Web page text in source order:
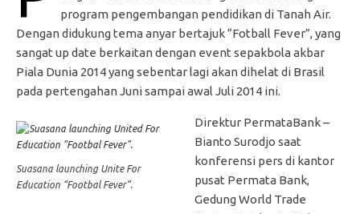
program pengembangan pendidikan di Tanah Air.
Dengan didukung tema anyar bertajuk “Fotball Fever”, yang
sangat up date berkaitan dengan event sepakbola akbar
Piala Dunia 2014 yang sebentar lagi akan dihelat di Brasil
pada pertengahan Juni sampai awal Juli 2014 ini.
Suasana launching Unite For
Education “Footbal Fever”.
Direktur PermataBank –
Bianto Surodjo saat
konferensi pers di kantor
pusat Permata Bank,
Gedung World Trade